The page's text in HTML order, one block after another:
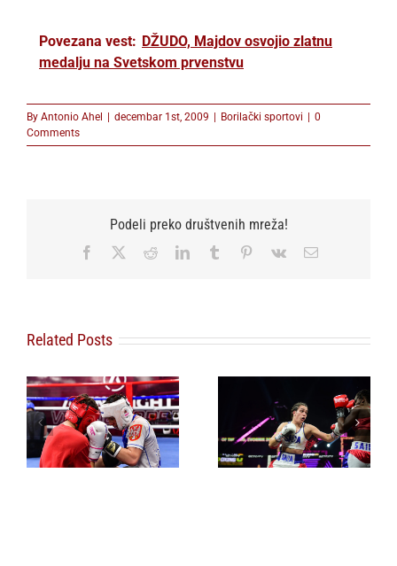
Povezana vest: DŽUDO, Majdov osvojio zlatnu
medalju na Svetskom prvenstvu
By Antonio Ahel decembar 1st, 2009 Borilački sportovi
0
Comments
Podeli preko društvenih mreža!
Facebook RedditLinkedInTumblr Pinterest
Vk Email
Related Posts
Sara Ćirković i
Rastko Simić
predvodinici srpske
šampionske
mladosti u boksu,
Srbija osvojila devet
Novi Pazar dobio
regionalni bokserski
centar